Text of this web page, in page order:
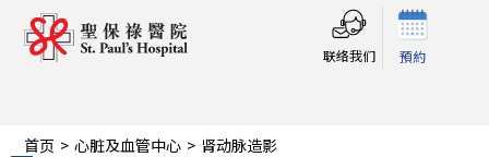
联络我们 預約
首页 > 心脏及血管中心 > 肾动脉造影